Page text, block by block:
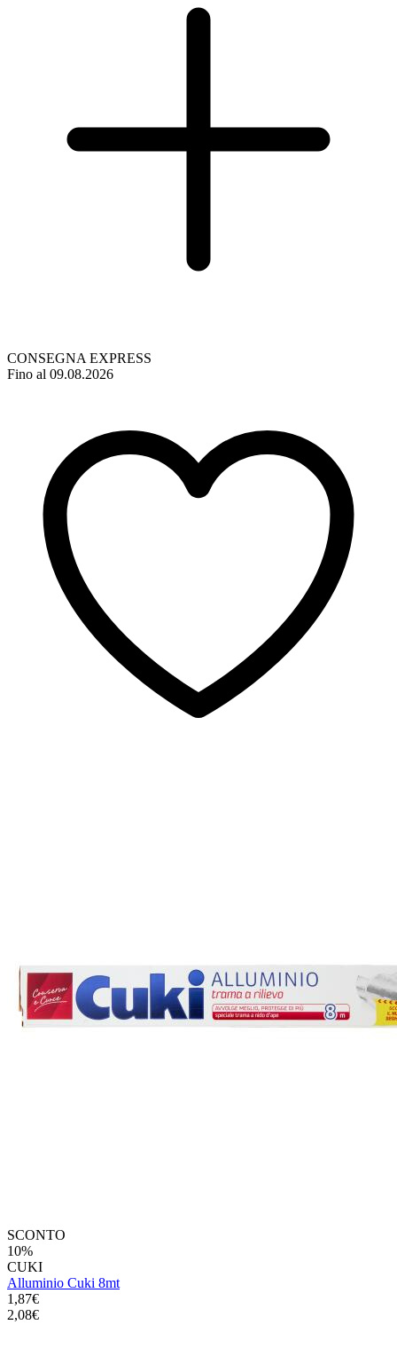
CONSEGNA EXPRESS
Fino al 09.08.2026
SCONTO
10%
CUKI
Alluminio Cuki 8mt
1,87€
2,08€